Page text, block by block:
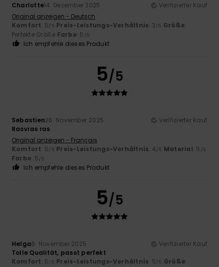
Charlotte14. Dezember 2025
Verifizierter Kauf
Original anzeigen - Deutsch
Komfort: 5/5 Preis-Leistungs-Verhältnis: 3/5 Größe:
Perfekte Größe Farbe: 5 /5
Ich empfehle dieses Produkt
5/5
Sebastien26. November 2025
Verifizierter Kauf
Rasvras ras
Original anzeigen - Français
Komfort: 5/5 Preis-Leistungs-Verhältnis: 4/5 Material: 5 /5
Farbe: 5/5
Ich empfehle dieses Produkt
5/5
Helga6. November 2025
Verifizierter Kauf
Tolle Qualität, passt perfekt
Komfort: 5/5 Preis-Leistungs-Verhältnis: 5/5 Größe: